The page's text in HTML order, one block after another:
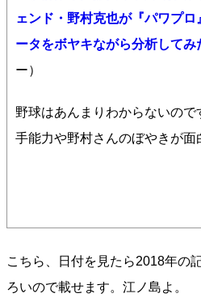
ェンド・野村克也が『パワプ
ータをボヤキながら分析してみ
ー）
野球はあんまりわからないの
手能力や野村さんのぼやきが面
こちら、日付を見たら2018年の
ろいので載せます。江ノ島よ。